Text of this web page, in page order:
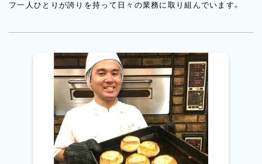
フ一人ひとりが誇りを持って日々の業務に取り組んでいます。